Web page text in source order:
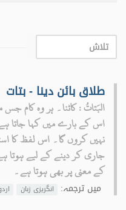
طلاق بائن دینا - بتات
البَتاتُ : کاٹنا۔ ہر وہ کام
اس کے بارے میں کہا جاتا ہے
نہیں کروں گا۔ اس لفظ کا
جاری کر دینے کے لیے ہوتا
کے معنی پر بھی ہوتا ہے۔
میں ترجمہ: انگریزی زبان